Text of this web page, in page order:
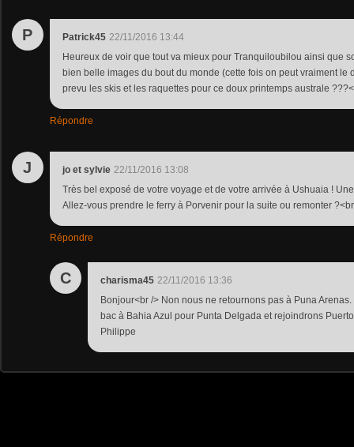
P Patrick45 22/11/2016 13:44
Heureux de voir que tout va mieux pour Tranquiloubilou ainsi que
bien belle images du bout du monde (cette fois on peut vraiment le
prevu les skis et les raquettes pour ce doux printemps australe
Répondre
J jo et sylvie 22/11/2016 13:08
Très bel exposé de votre voyage et de votre arrivée à Ushuaia !
Allez-vous prendre le ferry à Porvenir pour la suite ou remonter
Répondre
C charisma45 22/11/2016 13:36
Bonjour<br /> Non nous ne retournons pas à Puna
bac à Bahia Azul pour Punta Delgada et rejoindrons
Philippe